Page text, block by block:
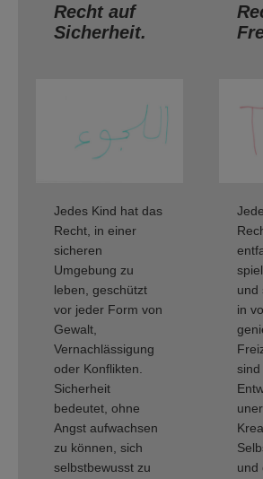
Recht auf
Sicherheit.
Jedes Kind hat das
Recht, in einer
sicheren
Umgebung zu
leben, geschützt
vor jeder Form von
Gewalt,
Vernachlässigung
oder Konflikten.
Sicherheit
bedeutet, ohne
Angst aufwachsen
zu können, sich
selbstbewusst zu
und
in
sind
und